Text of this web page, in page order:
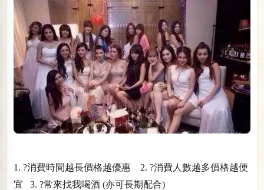
1. ?️消費時間越長價格越優惠 2. ?️消費人數越多價格越便
宜 3. ?️常來找我喝酒 (亦可長期配合)